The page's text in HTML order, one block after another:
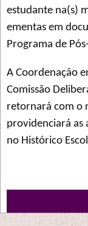
estudante na(s)
ementas em
Programa de
A Coordenação
Comissão
retornará com o
providenciará as
no Histórico